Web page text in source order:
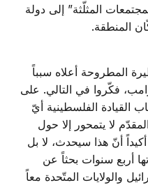
المثلّثة” إلى دولة
المنطقة.
المطروحة أعلاه سبباً
فكّروا في التالي. على
أن ينتاب القيادة الفلسطينية أيّ
لا يتمحور إلا حول
أنّ هذا سيحدث، لا بل
أربع سنوات بحثاً عن
والولايات المتّحدة معاً